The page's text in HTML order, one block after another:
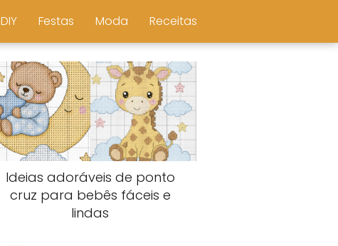
DIY Festas Moda Receitas
Ideias adoráveis de ponto
cruz para bebês fáceis e
lindas